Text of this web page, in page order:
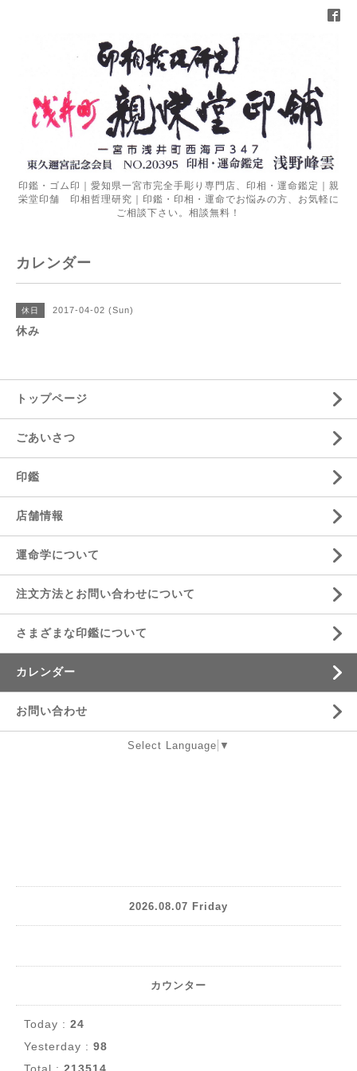
印鑑・ゴム印｜愛知県一宮市完全手彫り専門店、印相・運命鑑定｜親
栄堂印舗 印相哲理研究｜印鑑・印相・運命でお悩みの方、お気軽に
ご相談下さい。相談無料！
カレンダー
休日 2017-04-02 (Sun)
休み
トップページ
ごあいさつ
印鑑
店舗情報
運命学について
注文方法とお問い合わせについて
さまざまな印鑑について
カレンダー
お問い合わせ
Select Language ▼
2026.08.07 Friday
カウンター
Today : 24
Yesterday : 98